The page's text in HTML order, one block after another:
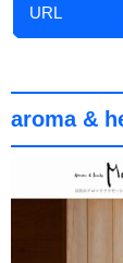
URL
aroma &